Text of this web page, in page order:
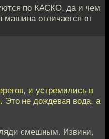
по КАСКО, да и чем
машина отличается от
и устремились в
Это не дождевая вода, а
смешным. Извини,